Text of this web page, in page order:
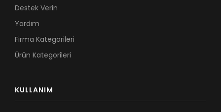
Destek Verin
Yardım
Firma Kategorileri
Ürün Kategorileri
KULLANIM